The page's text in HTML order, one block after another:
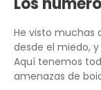
He visto muchas
desde el miedo,
Aquí tenemos
amenazas de